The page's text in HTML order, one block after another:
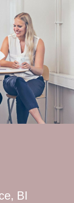
BI